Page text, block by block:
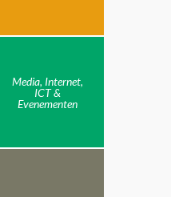
Media, Internet,
ICT &
Evenementen